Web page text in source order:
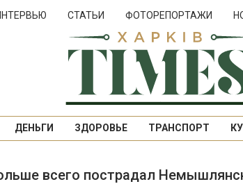
СТАТЬИ ФОТОРЕПОРТАЖИ
ДЕНЬГИ ЗДОРОВЬЕ ТРАНСПОРТ
всего пострадал